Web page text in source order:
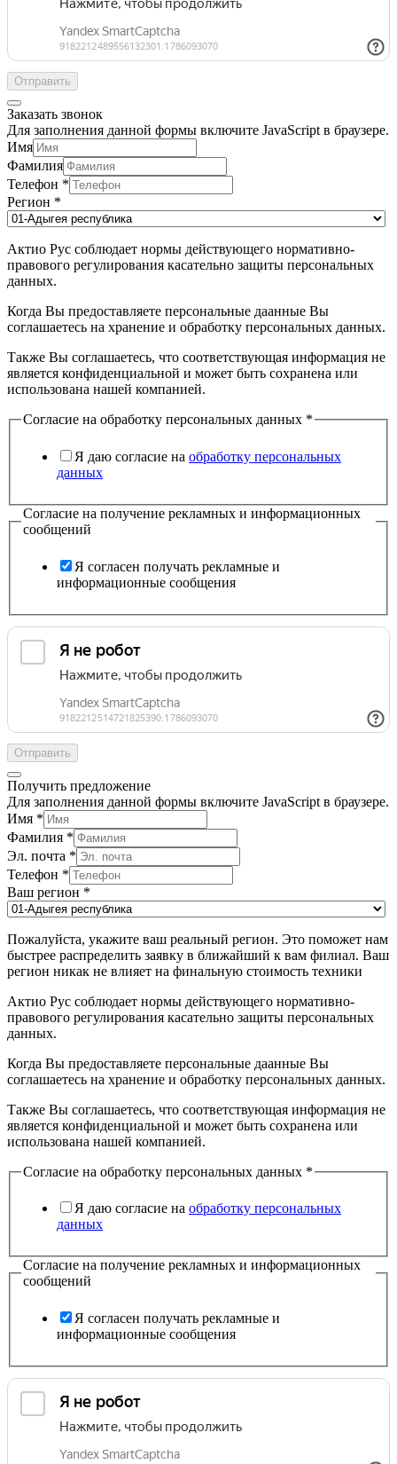
Отправить
Заказать звонок
Для заполнения данной формы включите JavaScript в браузере.
Имя
Фамилия
Телефон *
Регион *
Актио Рус соблюдает нормы действующего нормативно-
правового регулирования касательно защиты персональных
данных.
Когда Вы предоставляете персональные даанные Вы
соглашаетесь на хранение и обработку персональных данных.
Также Вы соглашаетесь, что соответствующая информация не
является конфиденциальной и может быть сохранена или
использована нашей компанией.
Согласие на обработку персональных данных *
Я даю согласие на обработку персональных
данных
Согласие на получение рекламных и информационных
сообщений
Я согласен получать рекламные и
информационные сообщения
Отправить
Получить предложение
Для заполнения данной формы включите JavaScript в браузере.
Имя *
Фамилия *
Эл. почта *
Телефон *
Ваш регион *
Пожалуйста, укажите ваш реальный регион. Это поможет нам
быстрее распределить заявку в ближайший к вам филиал. Ваш
регион никак не влияет на финальную стоимость техники
Актио Рус соблюдает нормы действующего нормативно-
правового регулирования касательно защиты персональных
данных.
Когда Вы предоставляете персональные даанные Вы
соглашаетесь на хранение и обработку персональных данных.
Также Вы соглашаетесь, что соответствующая информация не
является конфиденциальной и может быть сохранена или
использована нашей компанией.
Согласие на обработку персональных данных *
Я даю согласие на обработку персональных
данных
Согласие на получение рекламных и информационных
сообщений
Я согласен получать рекламные и
информационные сообщения